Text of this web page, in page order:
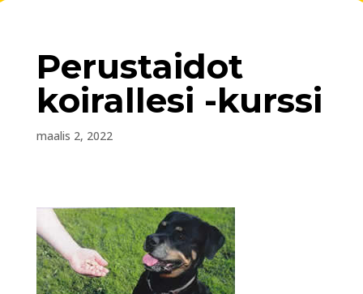
Perustaidot
koirallesi -kurssi
maalis 2, 2022